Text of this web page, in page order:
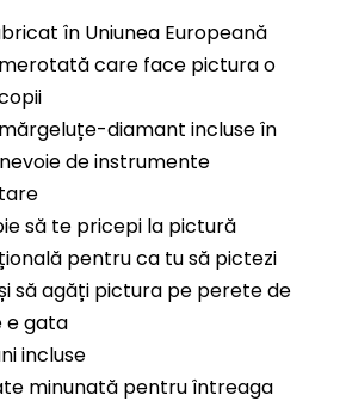
în Uniunea Europeană
care face pictura o
diamant incluse în
de instrumente
să te pricepi la pictură
pentru ca tu să pictezi
să agăți pictura pe perete de
e gata
incluse
minunată pentru întreaga